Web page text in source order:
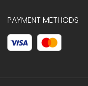
PAYMENT METHODS